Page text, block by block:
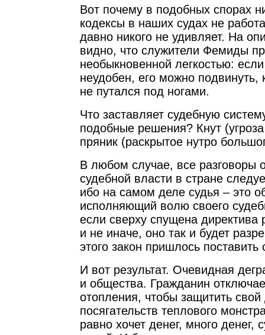
Вот почему в подобных спорах
кодексы в наших судах не
давно никого не удивляет. На
видно, что служители Фемиды
необыкновенной легкостью:
неудобен, его можно подвинуть,
не путался под ногами.
Что заставляет судебную
подобные решения? Кнут
пряник (раскрытое нутро
В любом случае, все разговоры
судебной власти в стране
ибо на самом деле судья – это
исполняющий волю своего
если сверху спущена директива
и не иначе, оно так и будет
этого закон пришлось поставить
И вот результат. Очевидная
и общества. Гражданин
отопления, чтобы защитить свой
посягательств теплового
равно хочет денег, много денег,